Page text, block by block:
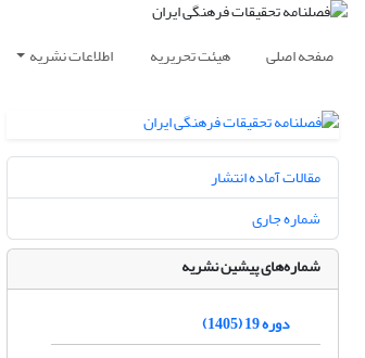
صفحه اصلی هیئت تحریریه اطلاعات نشریه
مقالات آماده انتشار
شماره جاری
شماره‌های پیشین نشریه
دوره 19 (1405)